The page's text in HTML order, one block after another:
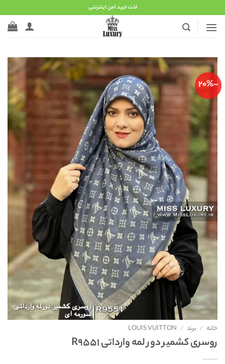
to
content
لذت خرید امن اینترنتی
-20%
خانه / برند /
LOUIS VUITTON
روسری کشمیر دور لمه وارداتی R9551